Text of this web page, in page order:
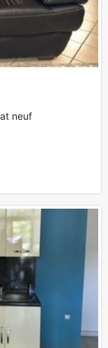
neuf